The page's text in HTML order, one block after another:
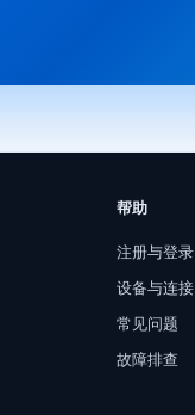
帮助
注册与登录
设备与连接
常见问题
故障排查